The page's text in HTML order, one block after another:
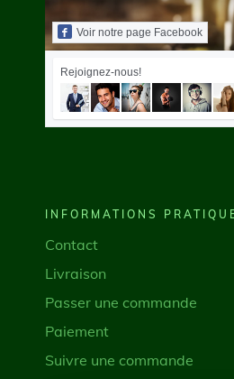
Voir notre page Facebook
Rejoignez-nous!
INFORMATIONS
Contact
Livraison
Passer une commande
Paiement
Suivre une commande